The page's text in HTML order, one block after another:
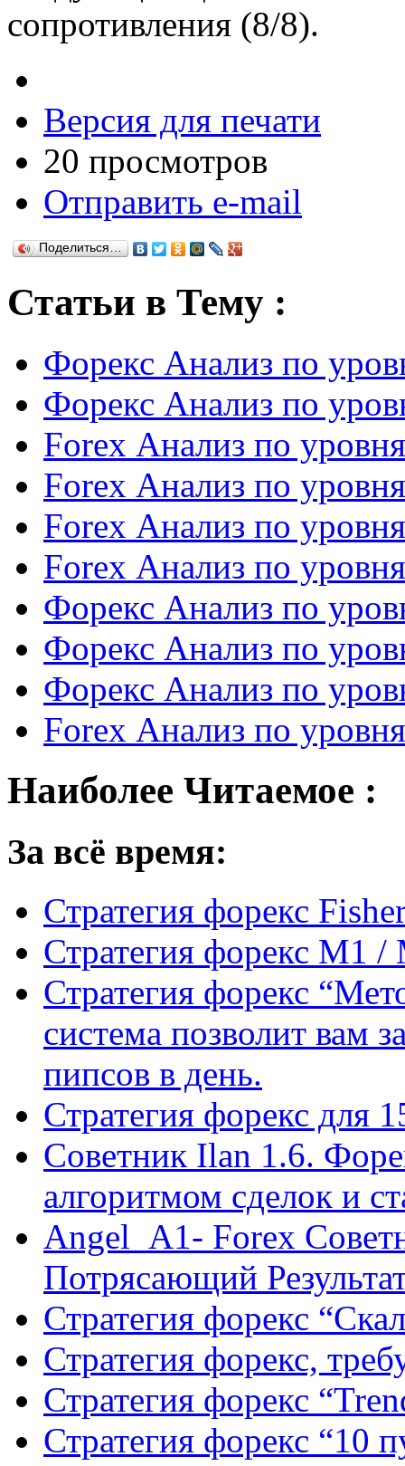
сопротивления (8/8).
Версия для печати
20 просмотров
Отправить e-mail
Поделиться…
Статьи в Тему :
Форекс Анализ по
Форекс Анализ по
Forex Анализ по
Forex Анализ по
Forex Анализ по
Forex Анализ по
Форекс Анализ по
Форекс Анализ по
Форекс Анализ по
Forex Анализ по
Наиболее Читаемое :
За всё время:
Стратегия форекс
Стратегия форекс M1 /
Стратегия форекс
система позволит вам
пипсов в день.
Стратегия форекс для
Советник Ilan 1.6.
алгоритмом сделок и
Angel_A1- Forex
Потрясающий
Стратегия форекс
Стратегия форекс,
Стратегия форекс
Стратегия форекс “10